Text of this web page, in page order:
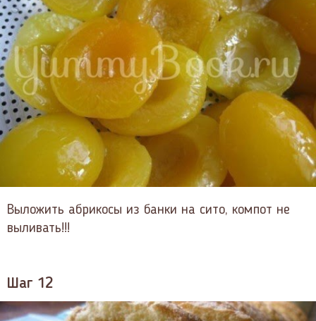
Выложить абрикосы из банки на сито, компот не
выливать!!!
Шаг 12